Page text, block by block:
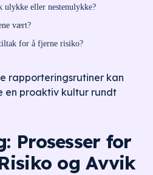
ulykke eller nestenulykke?
vært?
for å fjerne risiko?
rapporteringsrutiner kan
en proaktiv kultur rundt
Prosesser for
og Avvik